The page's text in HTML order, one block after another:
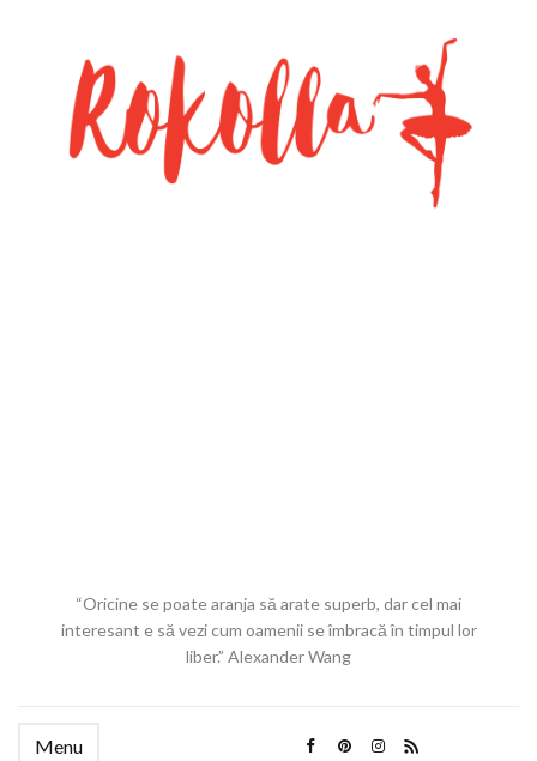
“Oricine se poate aranja să arate superb, dar cel mai
interesant e să vezi cum oamenii se îmbracă în timpul lor
liber.” Alexander Wang
Menu